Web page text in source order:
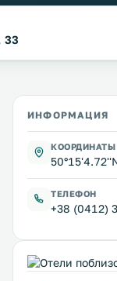
33
ИНФОРМАЦИЯ
КООРДИНАТЫ
ТЕЛЕФОН
+38 (0412)